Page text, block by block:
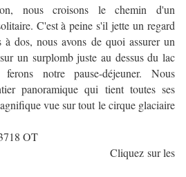
nous croisons le chemin d'un
C'est à peine s'il jette un regard
à dos, nous avons de quoi assurer un
un surplomb juste au dessus du lac
notre pause-déjeuner. Nous
panoramique qui tient toutes ses
vue sur tout le cirque glaciaire
OT
sur les